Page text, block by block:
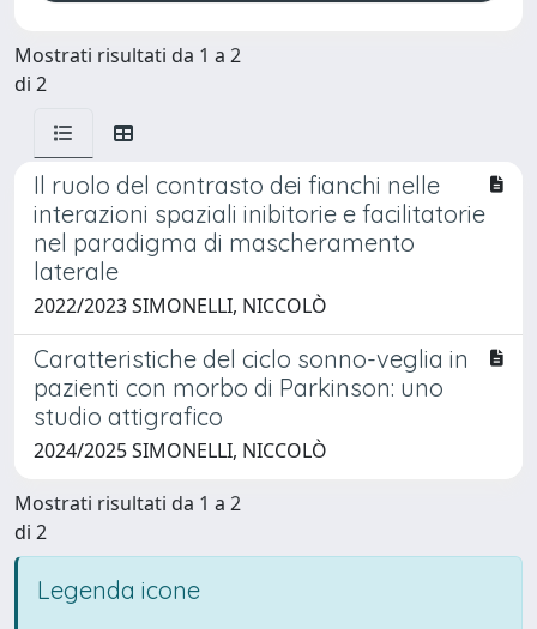
Mostrati risultati da 1 a 2
di 2
Il ruolo del contrasto dei fianchi nelle
interazioni spaziali inibitorie e facilitatorie
nel paradigma di mascheramento
laterale
2022/2023 SIMONELLI, NICCOLÒ
Caratteristiche del ciclo sonno-veglia in
pazienti con morbo di Parkinson: uno
studio attigrafico
2024/2025 SIMONELLI, NICCOLÒ
Mostrati risultati da 1 a 2
di 2
Legenda icone